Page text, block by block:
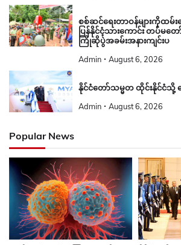
စစ်ဆင်ရေးတာဝန်များကိုထမ်
ပြန်နိုင်ငံ့သားကောင်း တပ်မတေ
ကြိုဆိုပွဲအခမ်းအနားကျင်းပ
Admin August 6, 2026
နိုင်ငံတော်သမ္မတ ထိုင်းနိုင်ငံသို့
Admin August 6, 2026
Popular News